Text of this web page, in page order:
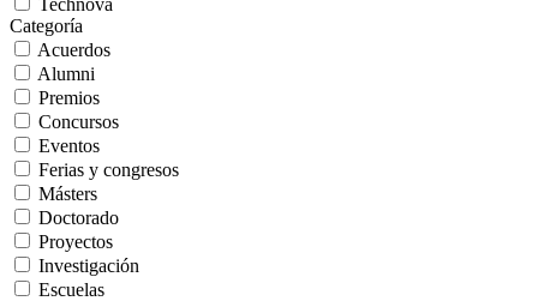
Categoría
Acuerdos
Alumni
Premios
Concursos
Eventos
Ferias y congresos
Másters
Doctorado
Proyectos
Investigación
Escuelas